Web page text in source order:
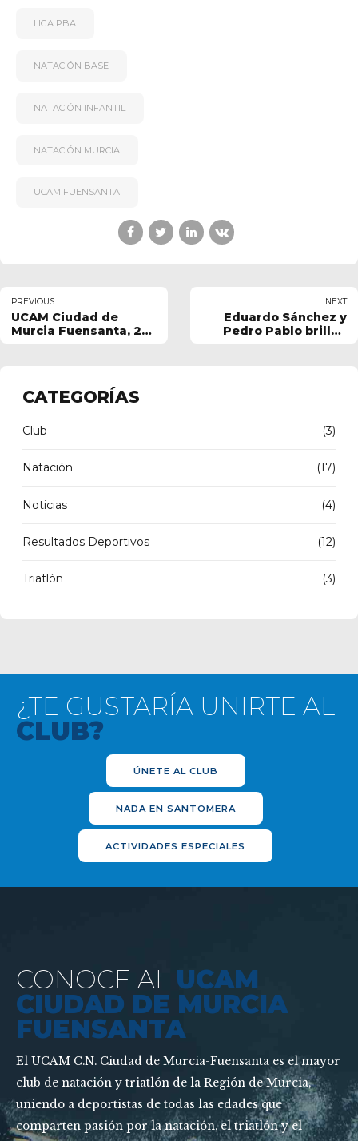
LIGA PBA
NATACIÓN BASE
NATACIÓN INFANTIL
NATACIÓN MURCIA
UCAM FUENSANTA
PREVIOUS
UCAM Ciudad de
Murcia Fuensanta, 2º
NEXT
Eduardo Sánchez y
Pedro Pablo brillan
CATEGORÍAS
Club (3)
Natación (17)
Noticias (4)
Resultados Deportivos (12)
Triatlón (3)
¿TE GUSTARÍA UNIRTE AL
CLUB?
ÚNETE AL CLUB
NADA EN SANTOMERA
ACTIVIDADES ESPECIALES
CONOCE AL UCAM
CIUDAD DE MURCIA
FUENSANTA
El UCAM C.N. Ciudad de Murcia-Fuensanta es el mayor
club de natación y triatlón de la Región de Murcia,
uniendo a deportistas de todas las edades que
comparten pasión por la natación, el triatlón y el